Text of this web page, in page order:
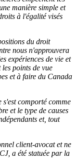
manière simple et
à l'égalité visés
du droit
nous n'approuvera
expériences de vie et
points de vue
et à faire du Canada
comporté comme
et le type de causes
et, tout
client-avocat et ne
a été statuée par la